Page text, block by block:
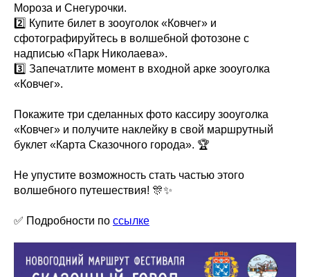
Мороза и Снегурочки.
2️⃣ Купите билет в зооуголок «Ковчег» и
сфотографируйтесь в волшебной фотозоне с
надписью «Парк Николаева».
3️⃣ Запечатлите момент в входной арке зооуголка
«Ковчег».
Покажите три сделанных фото кассиру зооуголка
«Ковчег» и получите наклейку в свой маршрутный
буклет «Карта Сказочного города». 🏆
Не упустите возможность стать частью этого
волшебного путешествия! 🎊✨
✅ Подробности по ссылке